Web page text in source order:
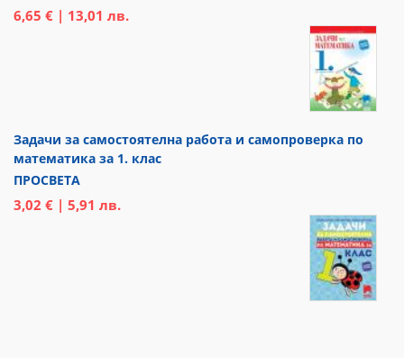
6,65 € | 13,01 лв.
Задачи за самостоятелна работа и самопроверка по
математика за 1. клас
ПРОСВЕТА
3,02 € | 5,91 лв.